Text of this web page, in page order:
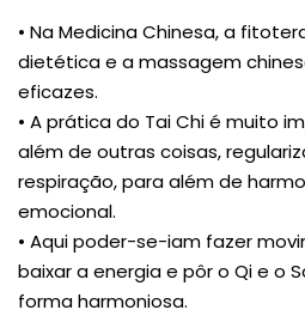
• Na Medicina Chinesa, a
dietética e a massagem
eficazes.
• A prática do Tai Chi é muito
além de outras coisas,
respiração, para além de
emocional.
• Aqui poder-se-iam fazer
baixar a energia e pôr o Qi e o
forma harmoniosa.